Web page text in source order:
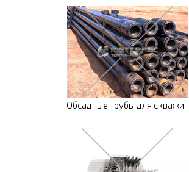
Обсадные трубы для скважин